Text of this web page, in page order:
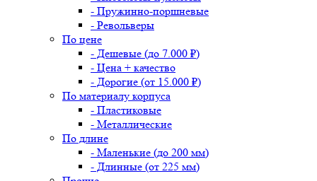
- Пружинно-поршневые
- Револьверы
По цене
- Дешевые (до 7.000 ₽)
- Цена + качество
- Дорогие (от 15.000 ₽)
По материалу корпуса
- Пластиковые
- Металлические
По длине
- Маленькие (до 200 мм)
- Длинные (от 225 мм)